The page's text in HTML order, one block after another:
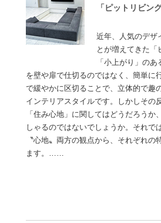
「ピットリビン
近年、人気のデザ
とが増えてきた「
「小上がり」の
を壁や扉で仕切るのではなく、簡単に
で緩やかに区切ることで、立体的で趣
インテリアスタイルです。しかしその
「住み心地」に関してはどうだろうか
しゃるのではないでしょうか。それで
〝心地〟両方の観点から、それぞれの
ます。……